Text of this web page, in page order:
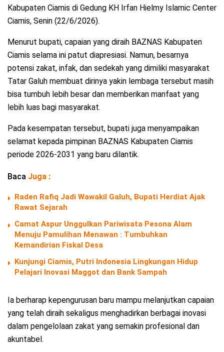
Kabupaten Ciamis di Gedung KH Irfan Hielmy Islamic Center
Ciamis, Senin (22/6/2026).
Menurut bupati, capaian yang diraih BAZNAS Kabupaten
Ciamis selama ini patut diapresiasi. Namun, besarnya
potensi zakat, infak, dan sedekah yang dimiliki masyarakat
Tatar Galuh membuat dirinya yakin lembaga tersebut masih
bisa tumbuh lebih besar dan memberikan manfaat yang
lebih luas bagi masyarakat.
Pada kesempatan tersebut, bupati juga menyampaikan
selamat kepada pimpinan BAZNAS Kabupaten Ciamis
periode 2026-2031 yang baru dilantik.
Baca Juga :
Raden Rafiq Jadi Wawakil Galuh, Bupati Herdiat Ajak
Rawat Sejarah
Camat Aspur Unggulkan Pariwisata Pesona Alam
Menuju Pamulihan Menawan : Tumbuhkan
Kemandirian Fiskal Desa
Kunjungi Ciamis, Putri Indonesia Lingkungan Hidup
Pelajari Inovasi Maggot dan Bank Sampah
Ia berharap kepengurusan baru mampu melanjutkan capaian
yang telah diraih sekaligus menghadirkan berbagai inovasi
dalam pengelolaan zakat yang semakin profesional dan
akuntabel.